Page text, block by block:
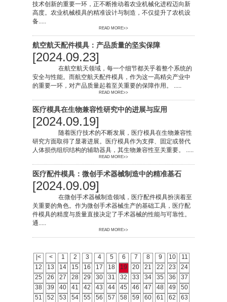
技术创新的重要一环，正不断推动着农业机械化进程迈向新
高度。农业机械模具的精准设计与制造，不仅提升了农机设
备.....
READ MORE>>
航空航天配件模具：产品质量的坚实保障
[2024.09.23]
在航空航天领域，每一个细节都关乎着整个系统的
安全与性能。而航空航天配件模具，作为这一高精尖产业中
的重要一环，对产品质量起着至关重要的保障作用。 .....
READ MORE>>
医疗模具在生物兼容性研究中的进展与应用
[2024.09.19]
随着医疗技术的不断发展，医疗模具在生物兼容性
研究方面取得了显著进展。医疗模具作为支撑、固定或替代
人体损伤组织结构的辅助器具，其生物兼容性至关重要。 .....
READ MORE>>
医疗配件模具：微创手术器械制造中的精准基石
[2024.09.09]
在微创手术器械制造领域，医疗配件模具扮演着至
关重要的角色。作为微创手术器械生产的基础工具，医疗配
件模具的精度与质量直接决定了手术器械的性能与可靠性。
通.....
READ MORE>>
|< < 1 2 3 4 5 6 7 8 9 10
11
12
13 14 15 16 17 18 19 20 21 22 23
24
25
26 27 28 29 30 31 32 33 34 35 36
37
38
39 40 41 42 43 44 45 46 47 48 49
50
51
52 53 54 55 56 57 58 59 60 61 62
63